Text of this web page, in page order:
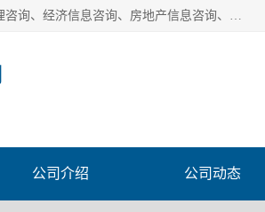
一般经营项目是：市场调研、市场信息咨询、商务信息咨询、商业信息咨询、企业管理咨询、经济信息咨询、房地产信息咨询、投资信息咨询、财务管理咨询、市场调查、数据分析；城市管理信息采集及监测服务；消费行为调查、三方评估调查、客户满意度调查、统计调查、统计分析、统计研究；统计信息咨询、统计培训；生态文明研究；接受合法委托提供企业统计业务及其相关的统计信息咨询；立足中国，洞察全球、独立第三方调研
公司介绍 公司动态